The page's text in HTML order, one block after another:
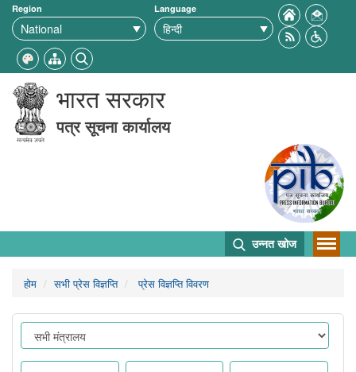
Region Language
भारत सरकार
पत्र सूचना कार्यालय
उन्नत खोज
होम सभी प्रेस विज्ञप्ति प्रेस विज्ञप्ति विवरण